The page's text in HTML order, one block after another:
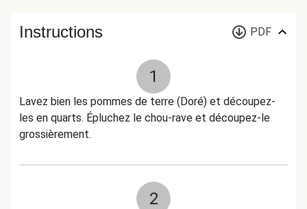
Instructions PDF
1
Lavez bien les pommes de terre (Doré) et découpez-
les en quarts. Épluchez le chou-rave et découpez-le
grossièrement.
2